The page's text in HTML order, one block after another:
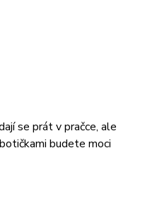
se prát v pračce, ale
budete moci